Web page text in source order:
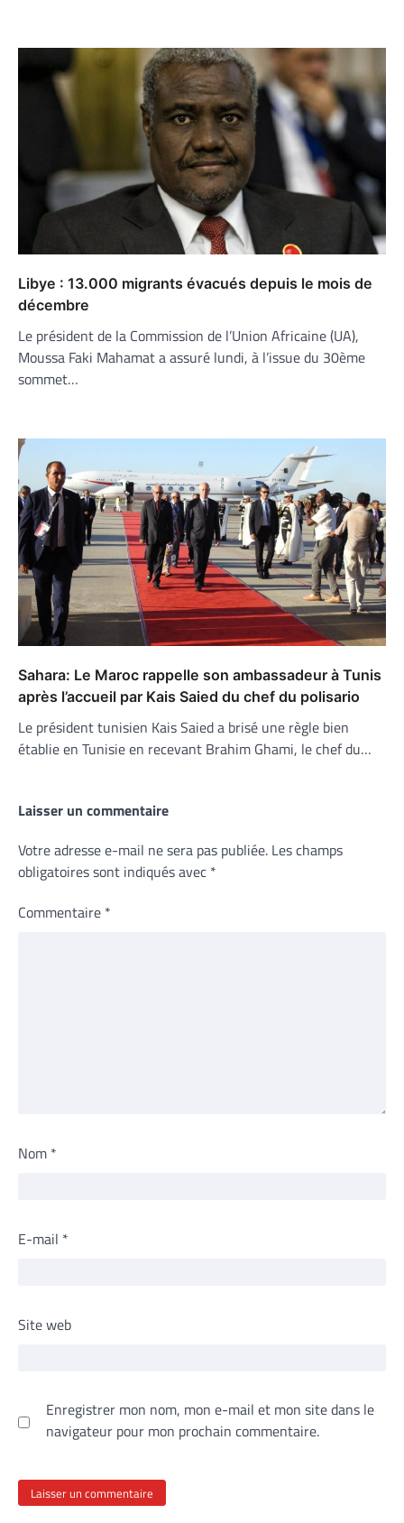
Libye : 13.000 migrants évacués depuis le mois de
décembre
Le président de la Commission de l’Union Africaine (UA),
Moussa Faki Mahamat a assuré lundi, à l’issue du 30ème
sommet…
Sahara: Le Maroc rappelle son ambassadeur à Tunis
après l’accueil par Kais Saied du chef du polisario
Le président tunisien Kais Saied a brisé une règle bien
établie en Tunisie en recevant Brahim Ghami, le chef du…
Laisser un commentaire
Votre adresse e-mail ne sera pas publiée. Les champs
obligatoires sont indiqués avec *
Commentaire *
Nom *
E-mail *
Site web
Enregistrer mon nom, mon e-mail et mon site dans le
navigateur pour mon prochain commentaire.